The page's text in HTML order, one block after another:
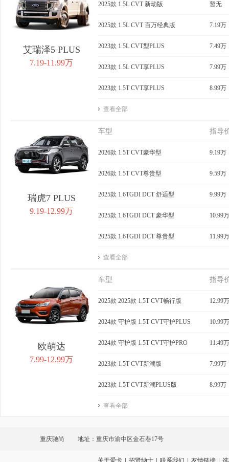
艾瑞泽5 PLUS
7.19-11.99万
2025款 1.5L CVT 新动版 暂无
2025款 1.5L CVT 百万经典版 7.19万
2023款 1.5L CVT型PLUS 7.49万
2023款 1.5L CVT享PLUS 7.99万
2023款 1.5T CVT享PLUS 8.99万
查看全部
瑞虎7 PLUS
9.19-12.99万
车型 指导
2026款 1.5T CVT豪华型 9.19万
2026款 1.5T CVT尊贵型 9.59万
2025款 1.6TGDI DCT 舒适型 9.99万
2025款 1.6TGDI DCT 豪华型 10.99万
2025款 1.6TGDI DCT 尊贵型 11.99万
查看全部
欧萌达
7.99-12.99万
车型 指导
2025款 2025款 1.5T CVT畅行版 12.99万
2024款 守护版 1.5T CVT守护PLUS 10.99万
2024款 守护版 1.5T CVT守护PRO 11.49万
2023款 1.5T CVT新潮版 7.99万
2023款 1.5T CVT新潮PLUS版 8.99万
查看全部
重庆驰尚 地址：重庆市渝中区金石巷17号
关于爱卡 | 招贤纳士 | 联系我们 | 友情链接 |